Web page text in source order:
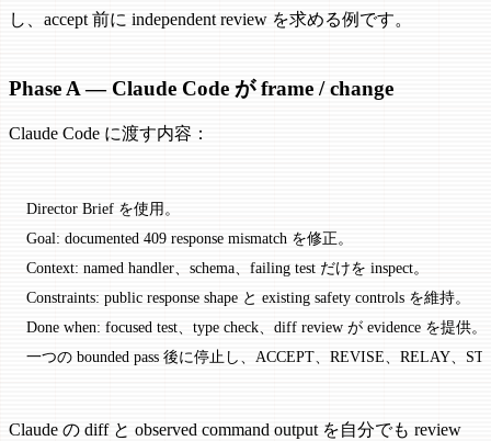
し、accept 前に independent review を求める例です。
Phase A — Claude Code が frame / change
Claude Code に渡す内容：
Director Brief を使用。
Goal: documented 409 response mismatch を修正。
Context: named handler、schema、failing test だけを inspect。
Constraints: public response shape と existing safety controls を維持。
Done when: focused test、type check、diff review が evidence を提供。
一つの bounded pass 後に停止し、ACCEPT、REVISE、RELAY、
Claude の diff と observed command output を自分でも review